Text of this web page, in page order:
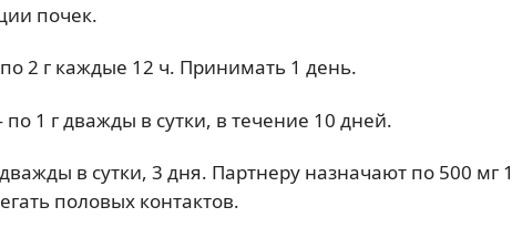
почек.
2 г каждые 12 ч. Принимать 1 день.
1 г дважды в сутки, в течение 10 дней.
в сутки, 3 дня. Партнеру назначают по 500 мг 1
половых контактов.